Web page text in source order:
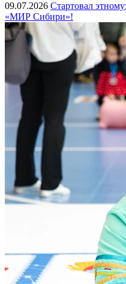
09.07.2026 Стартовал
«МИР Сибири»!